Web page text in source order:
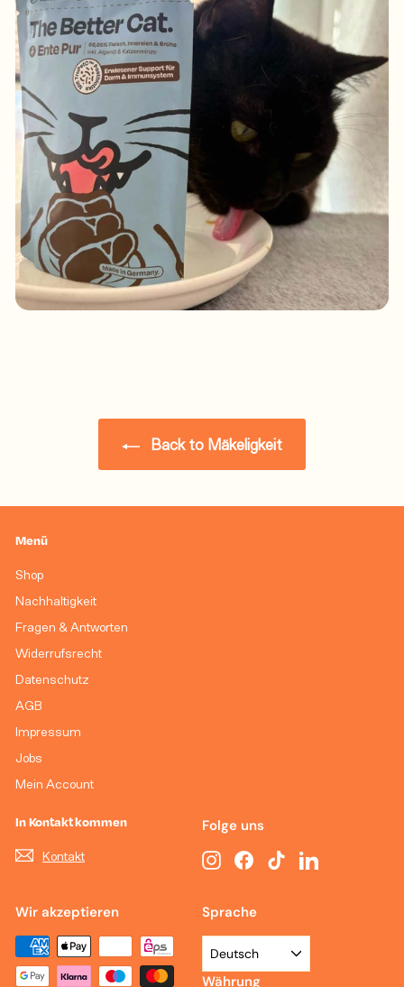
Back to Mäkeligkeit
Menü
Shop
Nachhaltigkeit
Fragen & Antworten
Widerrufsrecht
Datenschutz
AGB
Impressum
Jobs
Mein Account
In Kontakt kommen
Kontakt
Folge uns
InstagramFacebookTikTokLinkedIn
Wir akzeptieren Sprache
Deutsch
Währung